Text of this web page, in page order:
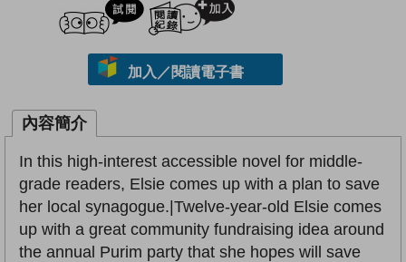
加入／閱讀電子書
內容簡介
In this high-interest accessible novel for middle-
grade readers, Elsie comes up with a plan to save
her local synagogue.|Twelve-year-old Elsie comes
up with a great community fundraising idea around
the annual Purim party that she hopes will save